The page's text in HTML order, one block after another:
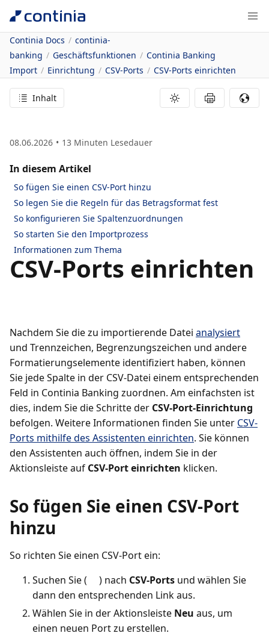
Continia Docs
continia-
banking
Geschäftsfunktionen
Continia Banking
Import
Einrichtung CSV-Ports CSV-Ports einrichten
Inhalt
08.06.2026 13 Minuten Lesedauer
In diesem Artikel
So fügen Sie einen CSV-Port hinzu
So legen Sie die Regeln für das Betragsformat fest
So konfigurieren Sie Spaltenzuordnungen
So starten Sie den Importprozess
Informationen zum Thema
CSV-Ports einrichten
Nachdem Sie die zu importierende Datei analysiert
und Trennzeichen, Begrenzungszeichen und andere
Formatierungselemente identifiziert haben, können
Sie jede Spalte in der CSV-Datei einem entsprechenden
Feld in Continia Banking zuordnen. Am einfachsten ist
dies, indem Sie die Schritte der CSV-Port-Einrichtung
befolgen. Weitere Informationen finden Sie unter CSV-
Ports mithilfe des Assistenten einrichten. Sie können
den Assistenten auch öffnen, indem Sie in der
Aktionsleiste auf CSV-Port einrichten klicken.
So fügen Sie einen CSV-Port
hinzu
So richten Sie einen CSV-Port ein:
Suchen Sie (
) nach CSV-Ports und wählen Sie
dann den entsprechenden Link aus.
Wählen Sie in der Aktionsleiste Neu aus, um
einen neuen Port zu erstellen.